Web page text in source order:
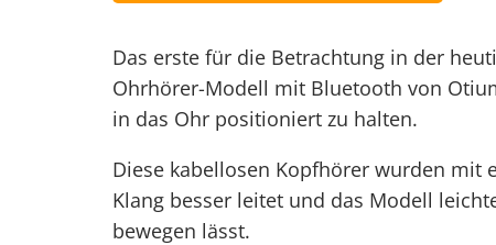
Das erste für die Betrachtung in der
Ohrhörer-Modell mit Bluetooth von
in das Ohr positioniert zu halten.
Diese kabellosen Kopfhörer wurden mit
Klang besser leitet und das Modell
bewegen lässt.